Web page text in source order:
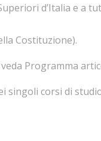
d’Italia e a
Costituzione).
Programma
singoli corsi di